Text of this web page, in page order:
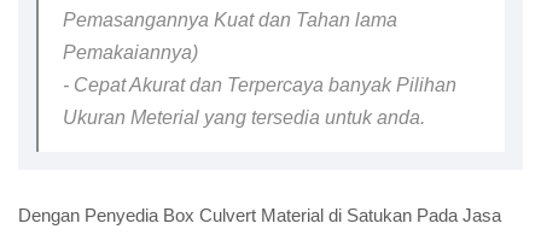
Pemasangannya Kuat dan Tahan lama
Pemakaiannya)
- Cepat Akurat dan Terpercaya banyak Pilihan
Ukuran Meterial yang tersedia untuk anda.
Dengan Penyedia Box Culvert Material di Satukan Pada Jasa